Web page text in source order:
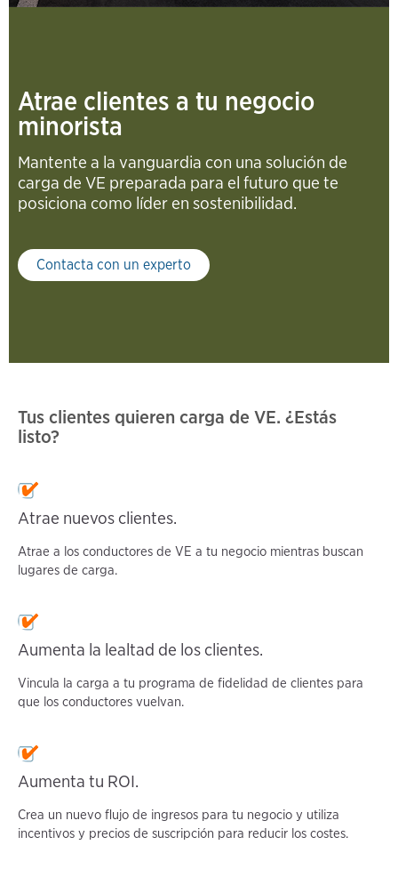
Atrae clientes a tu negocio
minorista
Mantente a la vanguardia con una solución de
carga de VE preparada para el futuro que te
posiciona como líder en sostenibilidad.
Contacta con un experto
Tus clientes quieren carga de VE. ¿Estás
listo?
Atrae nuevos clientes.
Atrae a los conductores de VE a tu negocio mientras buscan
lugares de carga.
Aumenta la lealtad de los clientes.
Vincula la carga a tu programa de fidelidad de clientes para
que los conductores vuelvan.
Aumenta tu ROI.
Crea un nuevo flujo de ingresos para tu negocio y utiliza
incentivos y precios de suscripción para reducir los costes.